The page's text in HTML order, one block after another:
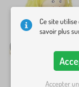
Ce site
savoir plus
Accepter